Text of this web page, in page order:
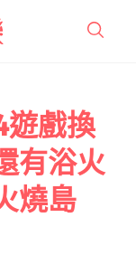
遊戲換
有浴火
燒島